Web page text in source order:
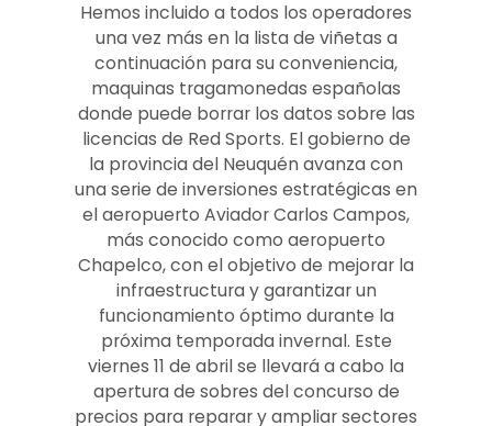
Hemos incluido a todos los operadores
una vez más en la lista de viñetas a
continuación para su conveniencia,
maquinas tragamonedas españolas
donde puede borrar los datos sobre las
licencias de Red Sports. El gobierno de
la provincia del Neuquén avanza con
una serie de inversiones estratégicas en
el aeropuerto Aviador Carlos Campos,
más conocido como aeropuerto
Chapelco, con el objetivo de mejorar la
infraestructura y garantizar un
funcionamiento óptimo durante la
próxima temporada invernal. Este
viernes 11 de abril se llevará a cabo la
apertura de sobres del concurso de
precios para reparar y ampliar sectores